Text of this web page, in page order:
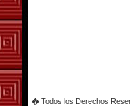
� Todos los Derechos